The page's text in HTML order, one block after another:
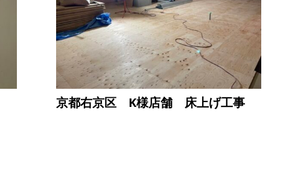
京都右京区 K様店舗 床上げ工事